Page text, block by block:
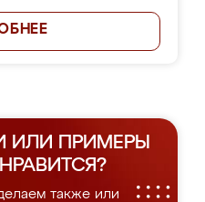
ИЛИ ПРИМЕРЫ
также или